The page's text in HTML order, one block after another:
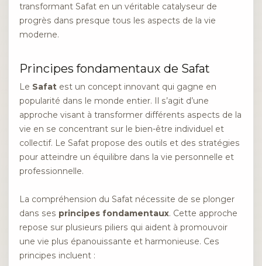
transformant Safat en un véritable catalyseur de
progrès dans presque tous les aspects de la vie
moderne.
Principes fondamentaux de Safat
Le Safat est un concept innovant qui gagne en
popularité dans le monde entier. Il s’agit d’une
approche visant à transformer différents aspects de la
vie en se concentrant sur le bien-être individuel et
collectif. Le Safat propose des outils et des stratégies
pour atteindre un équilibre dans la vie personnelle et
professionnelle.
La compréhension du Safat nécessite de se plonger
dans ses principes fondamentaux. Cette approche
repose sur plusieurs piliers qui aident à promouvoir
une vie plus épanouissante et harmonieuse. Ces
principes incluent :